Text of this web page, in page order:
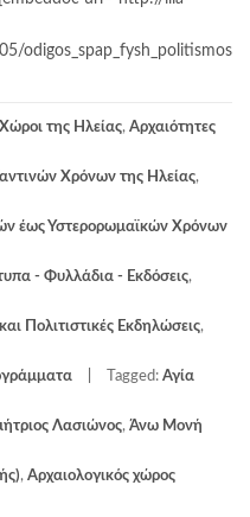
odigos_spap_fysh_politismos
της Ηλείας, Αρχαιότητες
Χρόνων της Ηλείας,
έως Υστερορωμαϊκών Χρόνων
- Φυλλάδια - Εκδόσεις,
Πολιτιστικές Εκδηλώσεις,
Tagged: Αγία
Λασιώνος, Άνω Μονή
, Αρχαιολογικός χώρος